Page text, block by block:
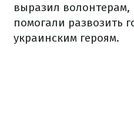
выразил
помогали развозить
украинским героям.